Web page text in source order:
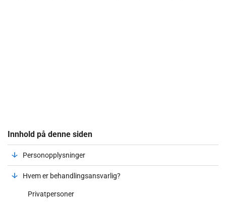
Innhold på denne siden
Personopplysninger
Hvem er behandlingsansvarlig?
Privatpersoner